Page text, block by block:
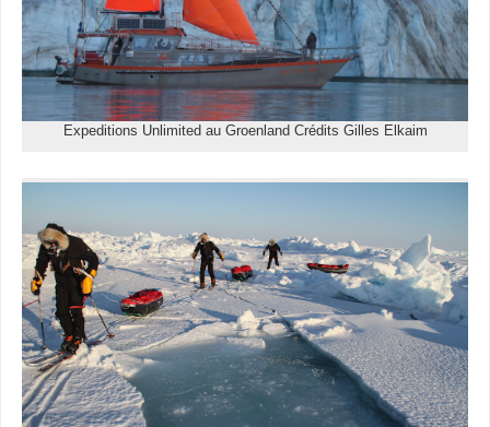
Expeditions Unlimited au Groenland Crédits Gilles Elkaim